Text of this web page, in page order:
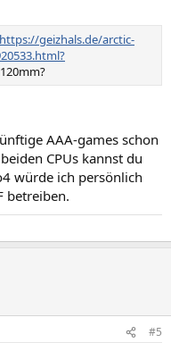
https://geizhals.de/arctic-
AAA-games schon
CPUs kannst du
würde ich persönlich
betreiben.
#5